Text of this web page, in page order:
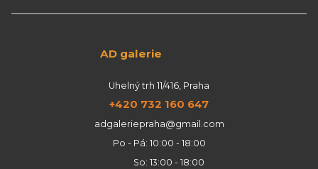
AD galerie
Uhelný trh 11/416, Praha
+420 732 160 647
adgaleriepraha@gmail.com
Po - Pá: 10:00 - 18:00
So: 13:00 - 18:00